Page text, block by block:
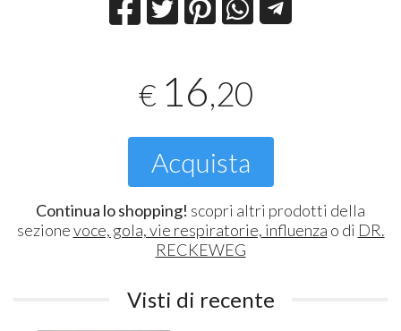
€ 16,20
Acquista
Continua lo shopping! scopri altri prodotti della
sezionevoce, gola, vie respiratorie, influenza o di DR.
RECKEWEG
Visti di recente